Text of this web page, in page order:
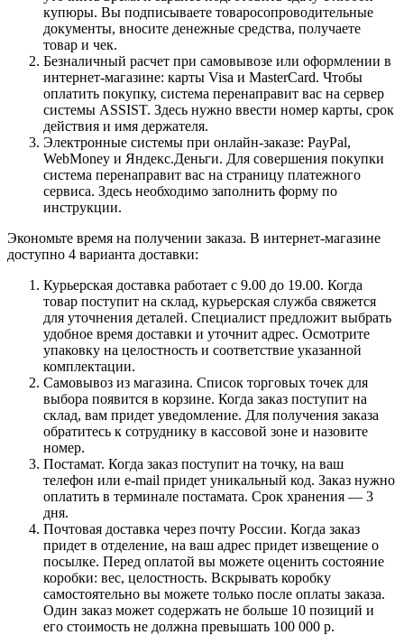
купюры. Вы подписываете товаросопроводительные
документы, вносите денежные средства, получаете
товар и чек.
Безналичный расчет при самовывозе или оформлении в
интернет-магазине: карты Visa и MasterCard. Чтобы
оплатить покупку, система перенаправит вас на сервер
системы ASSIST. Здесь нужно ввести номер карты, срок
действия и имя держателя.
Электронные системы при онлайн-заказе: PayPal,
WebMoney и Яндекс.Деньги. Для совершения покупки
система перенаправит вас на страницу платежного
сервиса. Здесь необходимо заполнить форму по
инструкции.
Экономьте время на получении заказа. В интернет-магазине
доступно 4 варианта доставки:
Курьерская доставка работает с 9.00 до 19.00. Когда
товар поступит на склад, курьерская служба свяжется
для уточнения деталей. Специалист предложит выбрать
удобное время доставки и уточнит адрес. Осмотрите
упаковку на целостность и соответствие указанной
комплектации.
Самовывоз из магазина. Список торговых точек для
выбора появится в корзине. Когда заказ поступит на
склад, вам придет уведомление. Для получения заказа
обратитесь к сотруднику в кассовой зоне и назовите
номер.
Постамат. Когда заказ поступит на точку, на ваш
телефон или e-mail придет уникальный код. Заказ нужно
оплатить в терминале постамата. Срок хранения — 3
дня.
Почтовая доставка через почту России. Когда заказ
придет в отделение, на ваш адрес придет извещение о
посылке. Перед оплатой вы можете оценить состояние
коробки: вес, целостность. Вскрывать коробку
самостоятельно вы можете только после оплаты заказа.
Один заказ может содержать не больше 10 позиций и
его стоимость не должна превышать 100 000 р.